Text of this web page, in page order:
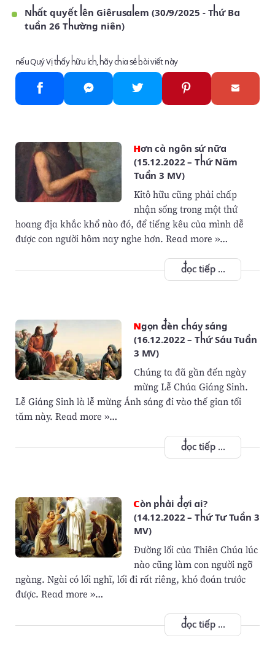
Nhất quyết lên Giêrusalem (30/9/2025 - Thứ Ba
tuần 26 Thường niên)
nếu Quý Vị thấy hữu ích, hãy chia sẻ bài viết này
Hơn cả ngôn sứ nữa
(15.12.2022 – Thứ Năm
Tuần 3 MV)
Kitô hữu cũng phải chấp
nhận sống trong một thứ
hoang địa khắc khổ nào đó, để tiếng kêu của mình dễ
được con người hôm nay nghe hơn. Read more »…
đọc tiếp ...
Ngọn đèn cháy sáng
(16.12.2022 – Thứ Sáu Tuần
3 MV)
Chúng ta đã gần đến ngày
mừng Lễ Chúa Giáng Sinh.
Lễ Giáng Sinh là lễ mừng Ánh sáng đi vào thế gian tối
tăm này. Read more »…
đọc tiếp ...
Còn phải đợi ai?
(14.12.2022 – Thứ Tư Tuần 3
MV)
Đường lối của Thiên Chúa lúc
nào cũng làm con người ngỡ
ngàng. Ngài có lối nghĩ, lối đi rất riêng, khó đoán trước
được. Read more »…
đọc tiếp ...